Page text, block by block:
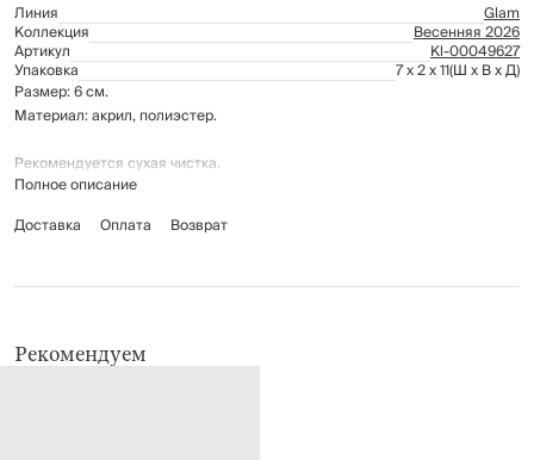
Линия
Glam
Коллекция Весенняя 2026
Артикул Kl-00049627
Упаковка 7 x 2 x 11(Ш x В x Д)
Размер: 6 см.
Материал: акрил, полиэстер.
Рекомендуется сухая чистка.
Полное описание
Доставка
Оплата Возврат
Рекомендуем